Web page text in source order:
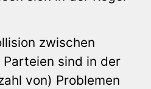
zwischen
sind in der
von) Problemen